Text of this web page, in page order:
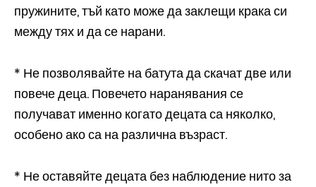
пружините, тъй като може да заклещи крака си
между тях и да се нарани.
* Не позволявайте на батута да скачат две или
повече деца. Повечето наранявания се
получават именно когато децата са няколко,
особено ако са на различна възраст.
* Не оставяйте децата без наблюдение нито за